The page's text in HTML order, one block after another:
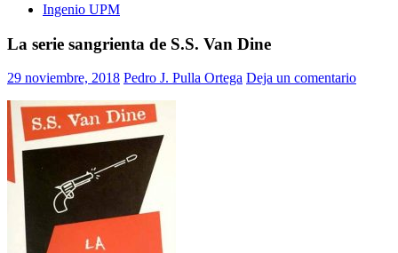
Ingenio UPM
La serie sangrienta de S.S. Van Dine
29 noviembre, 2018 Pedro J. Pulla Ortega Deja un comentario